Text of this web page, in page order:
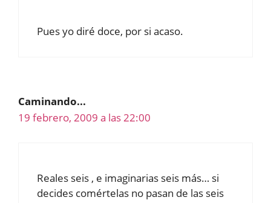
Pues yo diré doce, por si acaso.
Caminando...
19 febrero, 2009 a las 22:00
Reales seis , e imaginarias seis más… si
decides comértelas no pasan de las seis